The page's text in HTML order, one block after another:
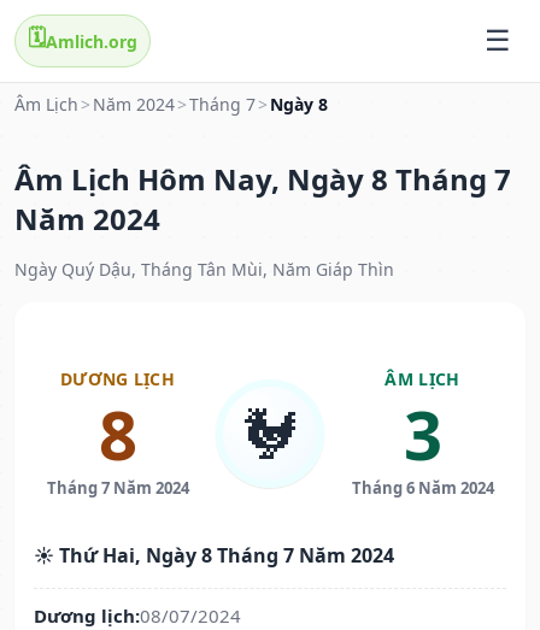
🗓️Amlich.org
Âm Lịch > Năm 2024>Tháng 7> Ngày 8
Âm Lịch Hôm Nay, Ngày 8 Tháng 7
Năm 2024
Ngày Quý Dậu, Tháng Tân Mùi, Năm Giáp Thìn
DƯƠNG LỊCH
8
Tháng 7 Năm 2024
🐓
ÂM LỊCH
3
Tháng 6 Năm 2024
☀️ Thứ Hai, Ngày 8 Tháng 7 Năm 2024
Dương lịch:08/07/2024